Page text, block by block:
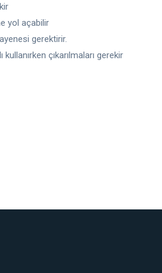
yol açabilir
gerektirir.
çıkarılmaları gerekir